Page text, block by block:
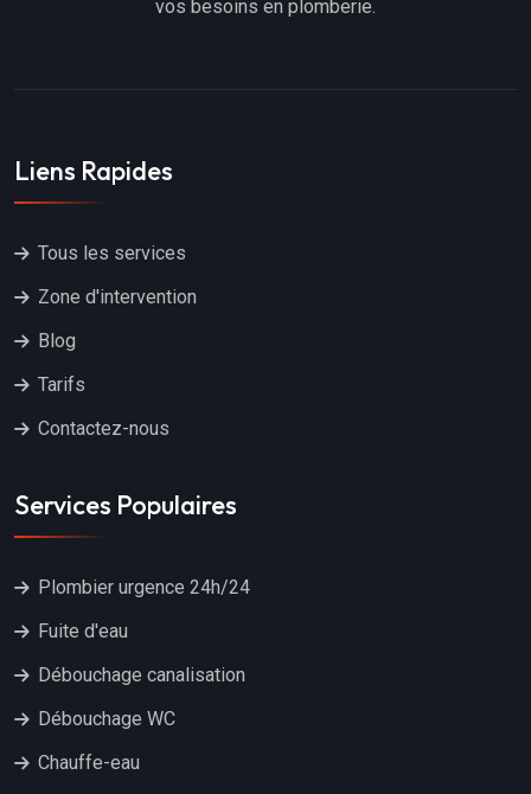
vos besoins en plomberie.
Liens Rapides
Tous les services
Zone d'intervention
Blog
Tarifs
Contactez-nous
Services Populaires
Plombier urgence 24h/24
Fuite d'eau
Débouchage canalisation
Débouchage WC
Chauffe-eau